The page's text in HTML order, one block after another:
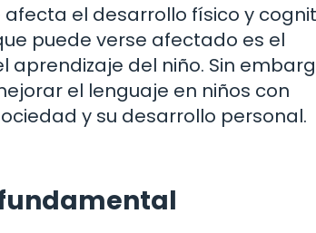
el desarrollo físico y
puede verse afectado es el
aprendizaje del niño. Sin
el lenguaje en niños con
y su desarrollo personal.